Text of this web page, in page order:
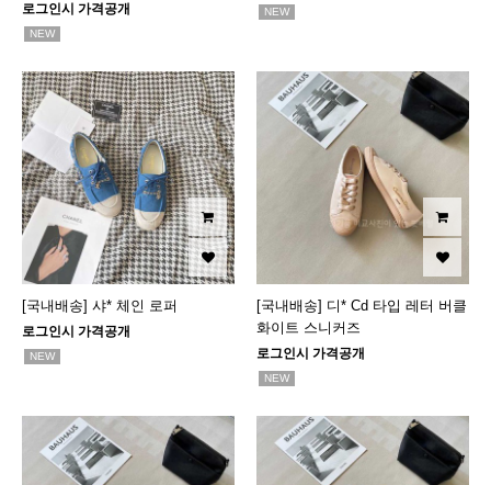
로그인시 가격공개
NEW
NEW
[국내배송] 샤* 체인 로퍼
로그인시 가격공개
NEW
[국내배송] 디* Cd 타입 레터 버클
화이트 스니커즈
로그인시 가격공개
NEW